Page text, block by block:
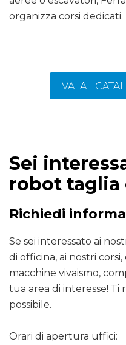
organizza corsi dedicati.
VAI AL
Sei
robot taglia
Richiedi
Se sei interessato ai
di officina, ai nostri
macchine vivaismo,
tua area di interesse! Ti
possibile.
Orari di apertura uffici: